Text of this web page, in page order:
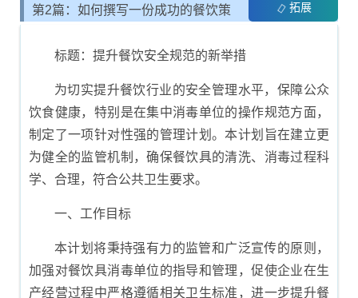
第2篇：如何撰写一份成功的餐饮策 拓展
标题：提升餐饮安全规范的新举措
为切实提升餐饮行业的安全管理水平，保障公众
饮食健康，特别是在集中消毒单位的操作规范方面，
制定了一项针对性强的管理计划。本计划旨在建立更
为健全的监管机制，确保餐饮具的清洗、消毒过程科
学、合理，符合公共卫生要求。
一、工作目标
本计划将秉持强有力的监管和广泛宣传的原则，
加强对餐饮具消毒单位的指导和管理，促使企业在生
产经营过程中严格遵循相关卫生标准，进一步提升餐